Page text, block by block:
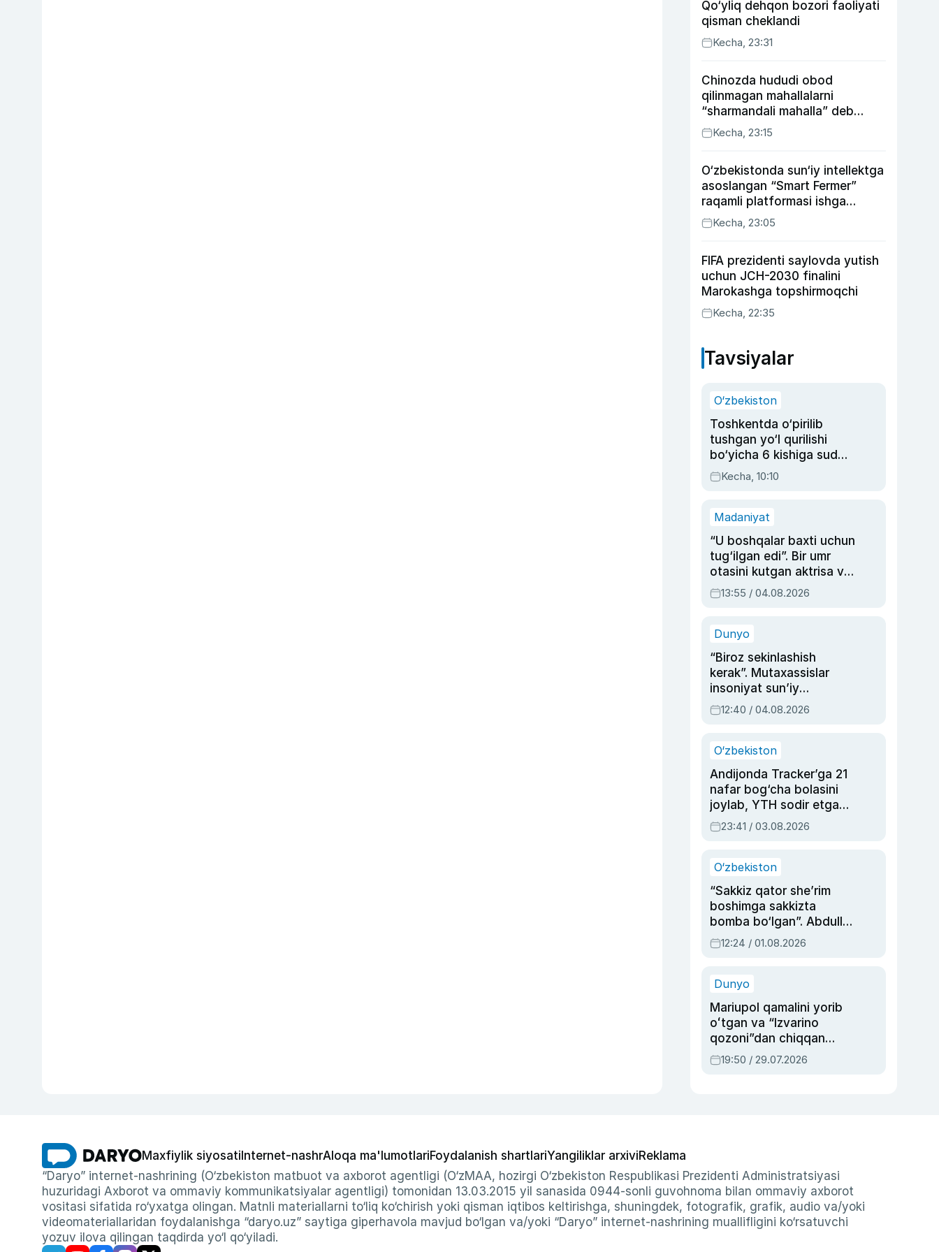
Qo‘yliq dehqon bozori faoliyati
qisman cheklandi
Kecha, 23:31
Chinozda hududi obod
qilinmagan mahallalarni
“sharmandali mahalla” deb
belgilash boshlandi
Kecha, 23:15
O‘zbekistonda sun‘iy intellektga
asoslangan “Smart Fermer”
raqamli platformasi ishga
tushiriladi
Kecha, 23:05
FIFA prezidenti saylovda yutish
uchun JCH-2030 finalini
Marokashga topshirmoqchi
Kecha, 22:35
Tavsiyalar
O‘zbekiston
Toshkentda o‘pirilib
tushgan yo‘l qurilishi
bo‘yicha 6 kishiga sud
hukmi o‘qildi
Kecha, 10:10
Madaniyat
“U boshqalar baxti uchun
tug‘ilgan edi”. Bir umr
otasini kutgan aktrisa va
dublyaj ustasi Rimma
Ahmedovaning
13:55 / 04.08.2026
Dunyo
“Biroz sekinlashish
kerak”. Mutaxassislar
insoniyat sun’iy
intellektni boshqara
olmay qolishidan xavotir
12:40 / 04.08.2026
O‘zbekiston
Andijonda Tracker’ga 21
nafar bog‘cha bolasini
joylab, YTH sodir etgan
ayolga sud hukmi o‘qildi
23:41 / 03.08.2026
O‘zbekiston
“Sakkiz qator she’rim
boshimga sakkizta
bomba bo‘lgan”. Abdulla
Oripovni siyosiy
ayblovlardan asrab
12:24 / 01.08.2026
Dunyo
Mariupol qamalini yorib
oʻtgan va “Izvarino
qozoni”dan chiqqan
qahramon — Ukraina
armiyasi bosh
19:50 / 29.07.2026
Maxfiylik siyosati Internet-nashrAloqa ma'lumotlariFoydalanish shartlariYangiliklar arxiviReklama
“Daryo” internet-nashrining (O‘zbekiston matbuot va axborot agentligi (O‘zMAA, hozirgi O‘zbekiston Respublikasi Prezidenti Administratsiyasi
huzuridagi Axborot va ommaviy kommunikatsiyalar agentligi) tomonidan 13.03.2015 yil sanasida 0944-sonli guvohnoma bilan ommaviy axborot
vositasi sifatida ro‘yxatga olingan. Matnli materiallarni to‘liq ko‘chirish yoki qisman iqtibos keltirishga, shuningdek, fotografik, grafik, audio va/yoki
videomateriallaridan foydalanishga “daryo.uz” saytiga giperhavola mavjud bo‘lgan va/yoki “Daryo” internet-nashrining muallifligini ko‘rsatuvchi
yozuv ilova qilingan taqdirda yo‘l qo‘yiladi.